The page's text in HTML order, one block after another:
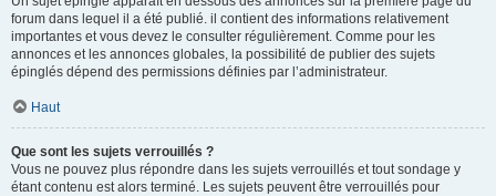
forum dans lequel il a été publié. il contient des informations relativement
importantes et vous devez le consulter régulièrement. Comme pour les
annonces et les annonces globales, la possibilité de publier des sujets
épinglés dépend des permissions définies par l’administrateur.
Haut
Que sont les sujets verrouillés ?
Vous ne pouvez plus répondre dans les sujets verrouillés et tout sondage y
étant contenu est alors terminé. Les sujets peuvent être verrouillés pour